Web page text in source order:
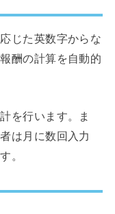
じた英数字からな
酬の計算を自動的
を行います。ま
は月に数回入力
。